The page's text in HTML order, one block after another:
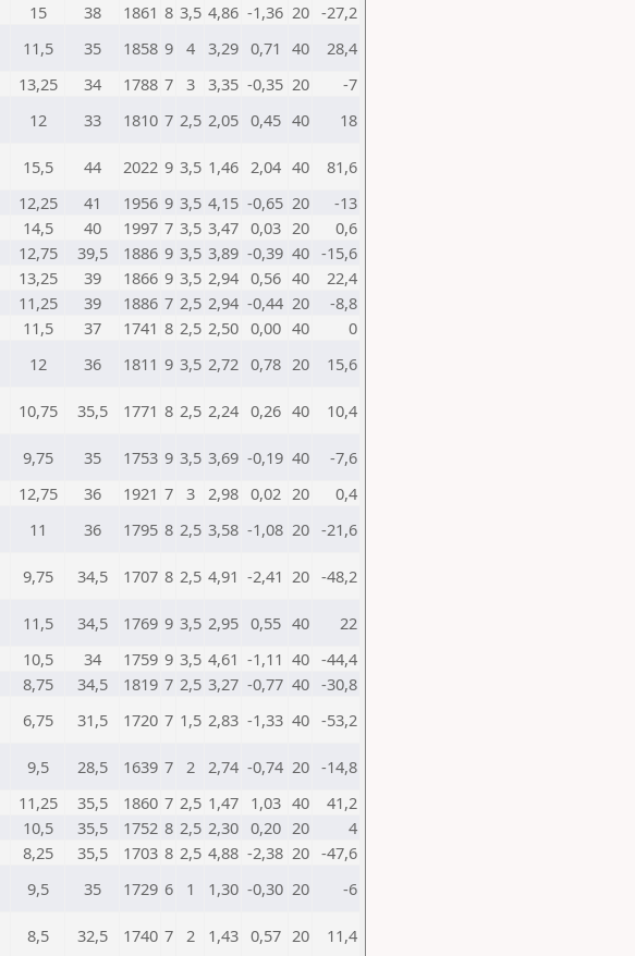
15 38 1861 8 3,5 4,86 -1,36 20 -27,2
11,5 35 1858 9 4 3,29 0,71 40
28,4
13,25 34 1788 7 3 3,35 -0,35 20
-7
12 33 1810 7 2,5 2,05 0,45 40 18
15,5 44 2022 9 3,5 1,46 2,04 40
81,6
12,25 41 1956 9 3,5 4,15 -0,65 20
-13
14,5 40 1997 7 3,5 3,47 0,03 20
0,6
12,75 39,5 1886 9 3,5 3,89 -0,39 40 -15,6
13,25 39 1866 9 3,5 2,94 0,56 40
22,4
11,25 39 1886 7 2,5 2,94 -0,44 20
-8,8
11,5 37 1741 8 2,5 2,50 0,00 40
0
12 36 1811 9 3,5 2,72 0,78 20 15,6
10,75 35,5 1771 8 2,5 2,24 0,26 40 10,4
9,75 35 1753 9 3,5 3,69 -0,19 40
-7,6
12,75 36 1921 7 3 2,98 0,02 20
0,4
11 36 1795 8 2,5 3,58 -1,08 20 -21,6
9,75 34,5 1707 8 2,5 4,91 -2,41 20 -48,2
11,5 34,5 1769 9 3,5 2,95 0,55 40
22
10,5 34 1759 9 3,5 4,61 -1,11 40 -44,4
8,75 34,5 1819 7 2,5 3,27 -0,77 40 -30,8
6,75 31,5 1720 7 1,5 2,83 -1,33 40 -53,2
9,5 28,5 1639 7 2 2,74 -0,74 20 -14,8
11,25 35,5 1860 7 2,5 1,47 1,03 40
41,2
10,5 35,5 1752 8 2,5 2,30 0,20 20
4
8,25 35,5 1703 8 2,5 4,88 -2,38 20 -47,6
9,5 35 1729 6 1 1,30 -0,30 20 -6
8,5 32,5 1740 7 2 1,43 0,57 20 11,4